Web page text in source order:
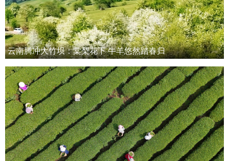
云南腾冲大竹坝：棠梨花下 牛羊悠然踏春归